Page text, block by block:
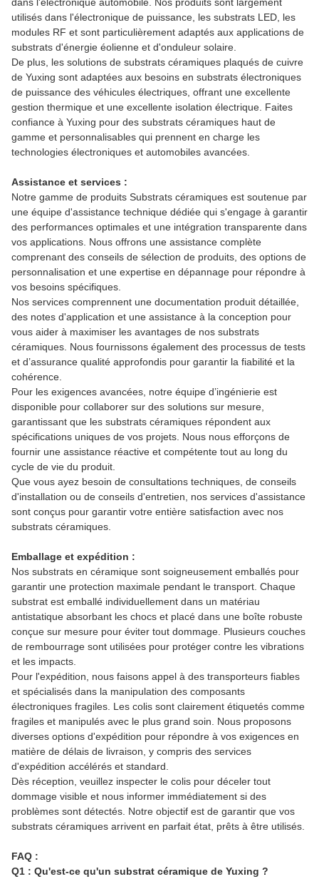
utilisés dans l'électronique de puissance, les substrats LED, les
modules RF et sont particulièrement adaptés aux applications de
substrats d'énergie éolienne et d'onduleur solaire.
De plus, les solutions de substrats céramiques plaqués de cuivre
de Yuxing sont adaptées aux besoins en substrats électroniques
de puissance des véhicules électriques, offrant une excellente
gestion thermique et une excellente isolation électrique. Faites
confiance à Yuxing pour des substrats céramiques haut de
gamme et personnalisables qui prennent en charge les
technologies électroniques et automobiles avancées.
Assistance et services :
Notre gamme de produits Substrats céramiques est soutenue par
une équipe d'assistance technique dédiée qui s'engage à garantir
des performances optimales et une intégration transparente dans
vos applications. Nous offrons une assistance complète
comprenant des conseils de sélection de produits, des options de
personnalisation et une expertise en dépannage pour répondre à
vos besoins spécifiques.
Nos services comprennent une documentation produit détaillée,
des notes d'application et une assistance à la conception pour
vous aider à maximiser les avantages de nos substrats
céramiques. Nous fournissons également des processus de tests
et d’assurance qualité approfondis pour garantir la fiabilité et la
cohérence.
Pour les exigences avancées, notre équipe d’ingénierie est
disponible pour collaborer sur des solutions sur mesure,
garantissant que les substrats céramiques répondent aux
spécifications uniques de vos projets. Nous nous efforçons de
fournir une assistance réactive et compétente tout au long du
cycle de vie du produit.
Que vous ayez besoin de consultations techniques, de conseils
d'installation ou de conseils d'entretien, nos services d'assistance
sont conçus pour garantir votre entière satisfaction avec nos
substrats céramiques.
Emballage et expédition :
Nos substrats en céramique sont soigneusement emballés pour
garantir une protection maximale pendant le transport. Chaque
substrat est emballé individuellement dans un matériau
antistatique absorbant les chocs et placé dans une boîte robuste
conçue sur mesure pour éviter tout dommage. Plusieurs couches
de rembourrage sont utilisées pour protéger contre les vibrations
et les impacts.
Pour l'expédition, nous faisons appel à des transporteurs fiables
et spécialisés dans la manipulation des composants
électroniques fragiles. Les colis sont clairement étiquetés comme
fragiles et manipulés avec le plus grand soin. Nous proposons
diverses options d'expédition pour répondre à vos exigences en
matière de délais de livraison, y compris des services
d'expédition accélérés et standard.
Dès réception, veuillez inspecter le colis pour déceler tout
dommage visible et nous informer immédiatement si des
problèmes sont détectés. Notre objectif est de garantir que vos
substrats céramiques arrivent en parfait état, prêts à être utilisés.
FAQ :
Q1 : Qu'est-ce qu'un substrat céramique de Yuxing ?